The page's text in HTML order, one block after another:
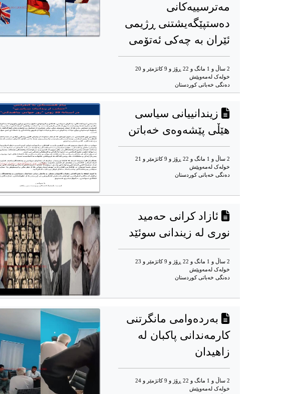
مەترسییەکانی
دەستپێگەیشتنی ڕژیمی
ئێران بە چەکی ئەتۆمی
2 ساڵ و 1 مانگ و 22 ڕۆژ و 9 کاتژمێر و 20
خوله‌ک له‌مه‌وپێش‌
دەنگی خەباتی کوردستان
زیندانییانی سیاسی
هێڵی پێشەوەی خەباتن
2 ساڵ و 1 مانگ و 22 ڕۆژ و 9 کاتژمێر و 21
خوله‌ک له‌مه‌وپێش‌
دەنگی خەباتی کوردستان
ئازاد کرانی حەمید
نوری لە زیندانی سوئێد
2 ساڵ و 1 مانگ و 22 ڕۆژ و 9 کاتژمێر و 23
خوله‌ک له‌مه‌وپێش‌
دەنگی خەباتی کوردستان
بەردەوامی مانگرتنی
کارمەندانی پاکبان لە
زاهیدان
2 ساڵ و 1 مانگ و 22 ڕۆژ و 9 کاتژمێر و 24
خوله‌ک له‌مه‌وپێش‌